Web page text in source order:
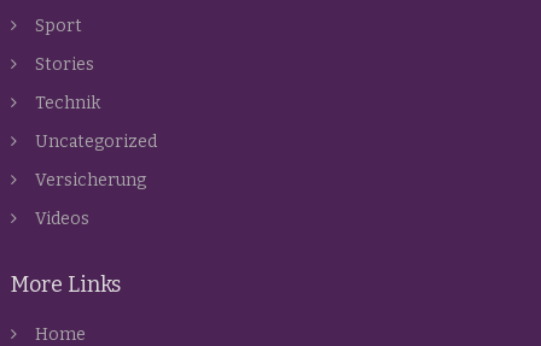
Sport
Stories
Technik
Uncategorized
Versicherung
Videos
More Links
Home